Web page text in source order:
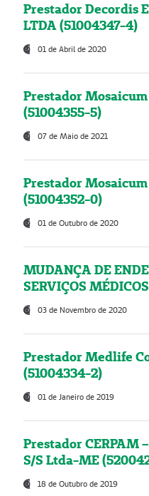
Prestador Decordis
LTDA (51004347-4)
01 de Abril de 2020
Prestador
(51004355-5)
07 de Maio de 2021
Prestador
(51004352-0)
01 de Outubro de 2020
MUDANÇA DE
SERVIÇOS
03 de Novembro de 2020
Prestador Medlife
(51004334-2)
01 de Janeiro de 2019
Prestador CERPAM
S/S Ltda-ME
18 de Outubro de 2019